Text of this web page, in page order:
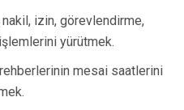
izin, görevlendirme,
yürütmek.
mesai saatlerini